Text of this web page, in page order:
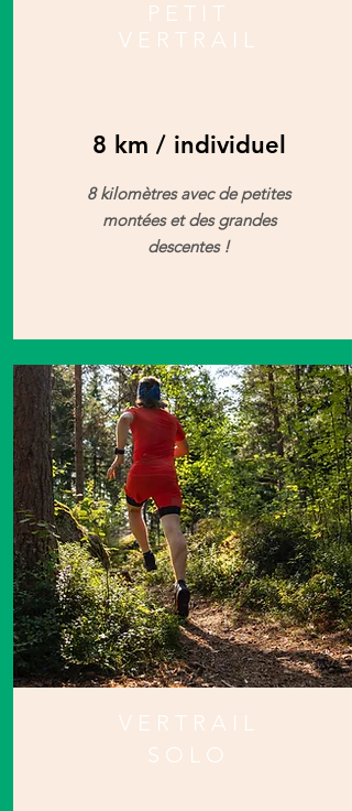
PETIT
VERTRAIL
8 km / individuel
8 kilomètres avec de petites
montées et des grandes
descentes !
VERTRAIL
SOLO